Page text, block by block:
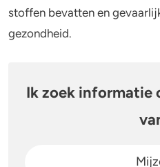
stoffen bevatten en
gezondheid.
Ik zoek informatie